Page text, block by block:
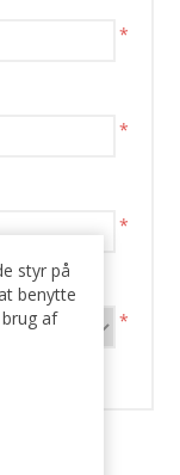
*
*
*
*
styr på
benytte
af